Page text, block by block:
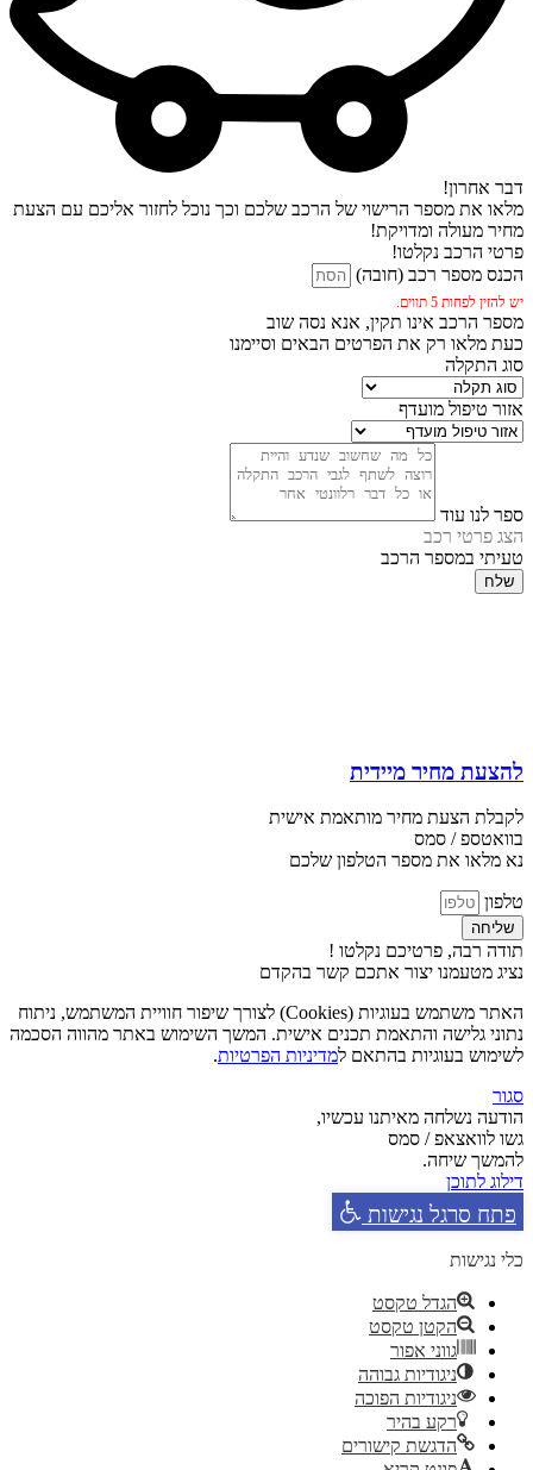
דבר אחרון!
מלאו את מספר הרישוי של הרכב שלכם וכך נוכל לחזור אליכם עם הצעת
מחיר מעולה ומדויקת!
פרטי הרכב נקלטו!
הכנס מספר רכב (חובה)
יש להזין לפחות 5 תווים.
מספר הרכב אינו תקין, אנא נסה שוב
כעת מלאו רק את הפרטים הבאים וסיימנו
סוג התקלה
אזור טיפול מועדף
ספר לנו עוד
הצג פרטי רכב
טעיתי במספר הרכב
שלח
להצעת מחיר מיידית
לקבלת הצעת מחיר מותאמת אישית
בוואטספ / סמס
נא מלאו את מספר הטלפון שלכם
טלפון
שליחה
תודה רבה, פרטיכם נקלטו !
נציג מטעמנו יצור אתכם קשר בהקדם
האתר משתמש בעוגיות (Cookies) לצורך שיפור חוויית המשתמש, ניתוח
נתוני גלישה והתאמת תכנים אישית. המשך השימוש באתר מהווה הסכמה
לשימוש בעוגיות בהתאם למדיניות הפרטיות.
סגור
הודעה נשלחה מאיתנו עכשיו,
גשו לוואצאפ / סמס
להמשך שיחה.
דילוג לתוכן
פתח סרגל נגישות
כלי נגישות
הגדל טקסט
הקטן טקסט
גווני אפור
ניגודיות גבוהה
ניגודיות הפוכה
רקע בהיר
הדגשת קישורים